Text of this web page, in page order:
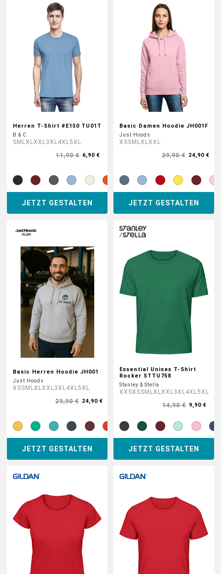
Herren T-Shirt #E150 TU01T
B & C
SM L XL XXL 3XL 4XL 5XL
11,90 € 6,90 €
JETZT GESTALTEN
Basic Damen Hoodie JH001F
Just Hoods
XSSM L XL XXL
29,90 € 24,90 €
JETZT GESTALTEN
Basic Herren Hoodie JH001
Just Hoods
XSSM L XL XXL 3XL 4XL 5XL
29,90 € 24,90 €
JETZT GESTALTEN
Essential Unisex T-Shirt
Rocker STTU758
Stanley & Stella
XXSXSSM L XL XXL 3XL 4XL 5XL
14,90 € 9,90 €
JETZT GESTALTEN